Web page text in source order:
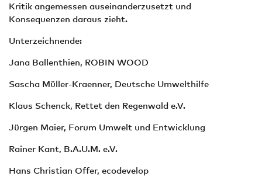
Kritik angemessen auseinanderzusetzt und
Konsequenzen daraus zieht.
Unterzeichnende:
Jana Ballenthien, ROBIN WOOD
Sascha Müller-Kraenner, Deutsche Umwelthilfe
Klaus Schenck, Rettet den Regenwald e.V.
Jürgen Maier, Forum Umwelt und Entwicklung
Rainer Kant, B.A.U.M. e.V.
Hans Christian Offer, ecodevelop